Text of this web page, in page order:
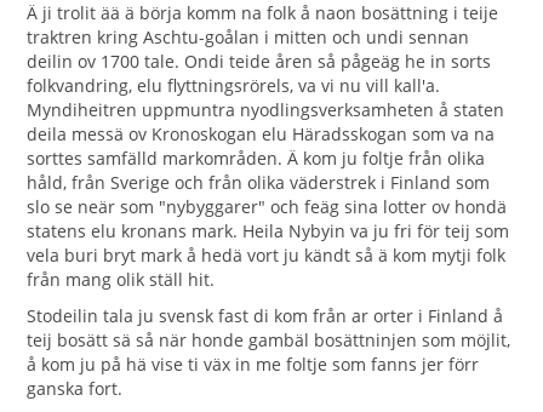
Ä ji trolit ää ä börja komm na folk å naon bosättning i teije
traktren kring Aschtu-goålan i mitten och undi sennan
deilin ov 1700 tale. Ondi teide åren så pågeäg he in sorts
folkvandring, elu flyttningsrörels, va vi nu vill kall'a.
Myndiheitren uppmuntra nyodlingsverksamheten å staten
deila messä ov Kronoskogan elu Häradsskogan som va na
sorttes samfälld markområden. Ä kom ju foltje från olika
håld, från Sverige och från olika väderstrek i Finland som
slo se neär som "nybyggarer" och feäg sina lotter ov hondä
statens elu kronans mark. Heila Nybyin va ju fri för teij som
vela buri bryt mark å hedä vort ju kändt så ä kom mytji folk
från mang olik ställ hit.
Stodeilin tala ju svensk fast di kom från ar orter i Finland å
teij bosätt sä så när honde gambäl bosättninjen som möjlit,
å kom ju på hä vise ti väx in me foltje som fanns jer förr
ganska fort.